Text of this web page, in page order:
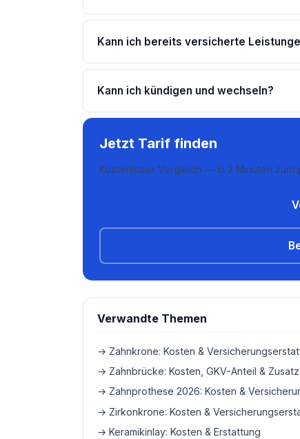
Kann ich bereits versicherte
Kann ich kündigen und wechseln?
Jetzt Tarif finden
Kostenloser Vergleich — in 2 Minuten zum
Verwandte Themen
→ Zahnkrone: Kosten &
→ Zahnbrücke: Kosten, GKV-Anteil &
→ Zahnprothese 2026: Kosten &
→ Zirkonkrone: Kosten &
→ Keramikinlay: Kosten & Erstattung